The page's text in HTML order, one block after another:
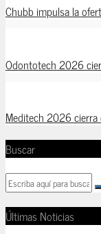
Chubb impulsa la
Odontotech 2026
Meditech 2026
Buscar
Últimas Noticias